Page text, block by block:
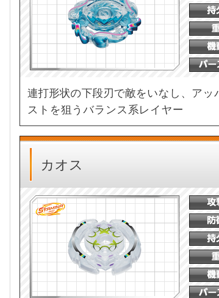
連打形状の下段刃で敵をいなし、アッ
ストを狙うバランス系レイヤー
カオス